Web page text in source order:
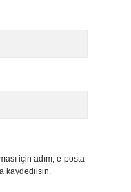
için adım, e-posta
kaydedilsin.